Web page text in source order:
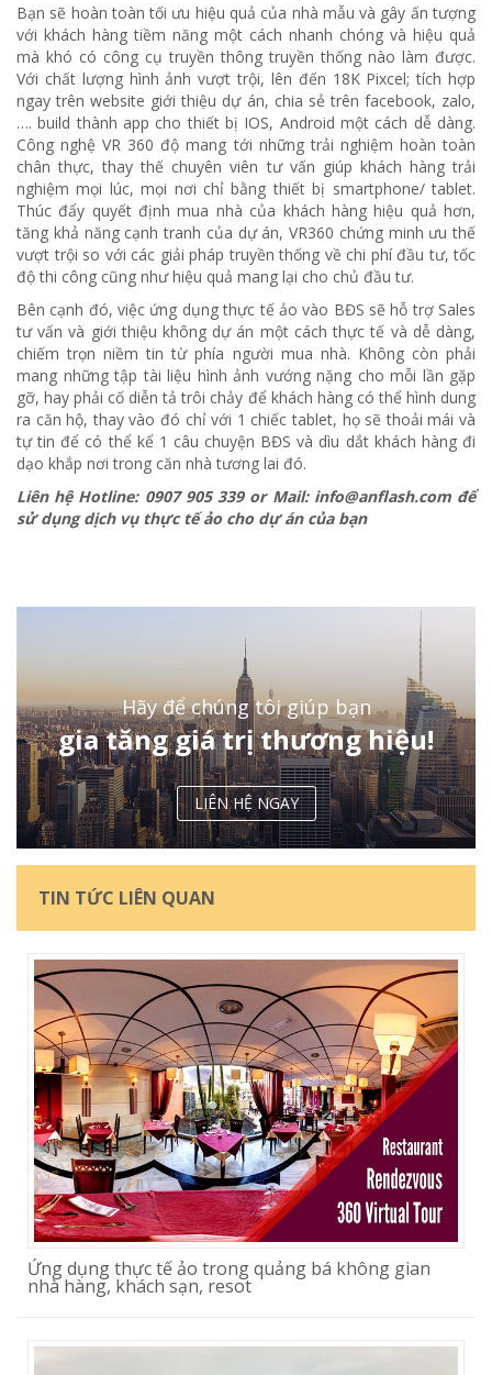
Bạn sẽ hoàn toàn tối ưu hiệu quả của nhà mẫu và gây ấn tượng
với khách hàng tiềm năng một cách nhanh chóng và hiệu quả
mà khó có công cụ truyền thông truyền thống nào làm được.
Với chất lượng hình ảnh vượt trội, lên đến 18K Pixcel; tích hợp
ngay trên website giới thiệu dự án, chia sẻ trên facebook, zalo,
…. build thành app cho thiết bị IOS, Android một cách dễ dàng.
Công nghệ VR 360 độ mang tới những trải nghiệm hoàn toàn
chân thực, thay thế chuyên viên tư vấn giúp khách hàng trải
nghiệm mọi lúc, mọi nơi chỉ bằng thiết bị smartphone/ tablet.
Thúc đẩy quyết định mua nhà của khách hàng hiệu quả hơn,
tăng khả năng cạnh tranh của dự án, VR360 chứng minh ưu thế
vượt trội so với các giải pháp truyền thống về chi phí đầu tư, tốc
độ thi công cũng như hiệu quả mang lại cho chủ đầu tư.
Bên cạnh đó, việc ứng dụng thực tế ảo vào BĐS sẽ hỗ trợ Sales
tư vấn và giới thiệu không dự án một cách thực tế và dễ dàng,
chiếm trọn niềm tin từ phía người mua nhà. Không còn phải
mang những tập tài liệu hình ảnh vướng nặng cho mỗi lần gặp
gỡ, hay phải cố diễn tả trôi chảy để khách hàng có thể hình dung
ra căn hộ, thay vào đó chỉ với 1 chiếc tablet, họ sẽ thoải mái và
tự tin để có thể kể 1 câu chuyện BĐS và dìu dắt khách hàng đi
dạo khắp nơi trong căn nhà tương lai đó.
Liên hệ Hotline: 0907 905 339 or Mail: info@anflash.com để
sử dụng dịch vụ thực tế ảo cho dự án của bạn
Hãy để chúng tôi giúp bạn
gia tăng giá trị thương hiệu!
LIÊN HỆ NGAY
TIN TỨC LIÊN QUAN
Ứng dụng thực tế ảo trong quảng bá không gian
nhà hàng, khách sạn, resot